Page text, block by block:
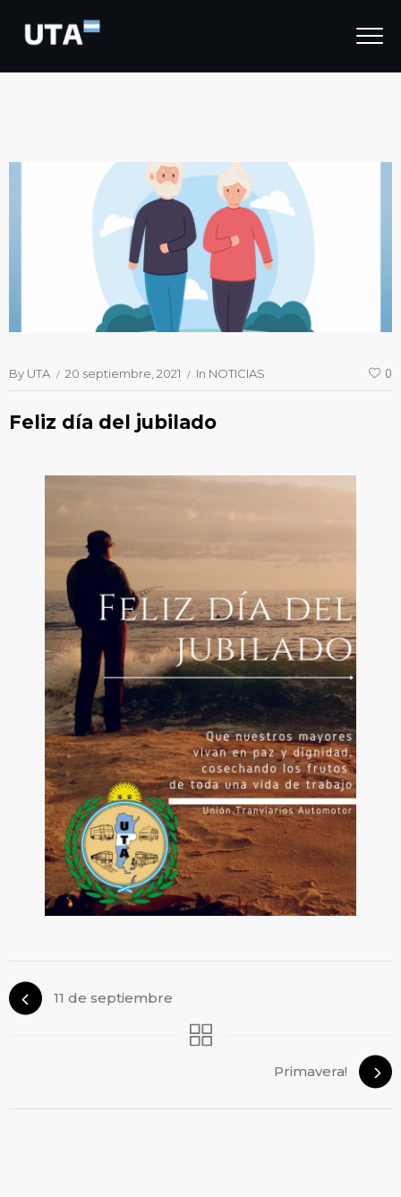
By UTA 20 septiembre, 2021 In NOTICIAS 0
Feliz día del jubilado
11 de septiembre
Primavera!